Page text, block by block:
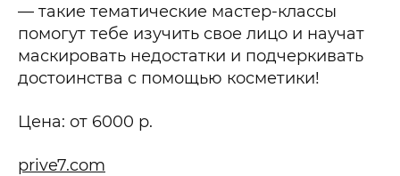
— такие тематические мастер-классы
помогут тебе изучить свое лицо и научат
маскировать недостатки и подчеркивать
достоинства с помощью косметики!
Цена: от 6000 р.
prive7.com